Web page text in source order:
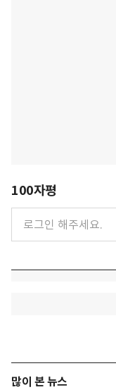
100자평
많이 본 뉴스